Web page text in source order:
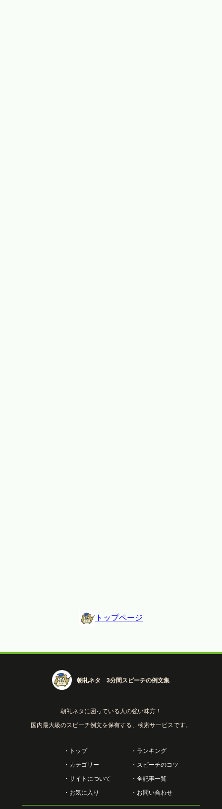
トップページ
朝礼ネタ 3分間スピーチの例文集
朝礼ネタに困っている人の強い味方！
国内最大級のスピーチ例文を保有する、検索サービスです。
・トップ
・カテゴリー
・サイトについて
・お気に入り
・ランキング
・スピーチのコツ
・全記事一覧
・お問い合わせ